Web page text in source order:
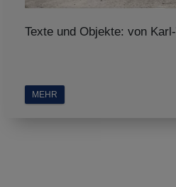
Texte und Objekte: von
MEHR